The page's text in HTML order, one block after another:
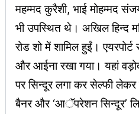
महम्मद कुरैशी, भाई मोहम्मद
भी उपस्थित थे। अखिल हिन्द
रोड शो में शामिल हुईं।
और आईना रखा गया। यहां
पर सिन्दूर लगा कर सेल्फी लेकर
बैनर और ‘आॅपरेशन सिन्दूर’